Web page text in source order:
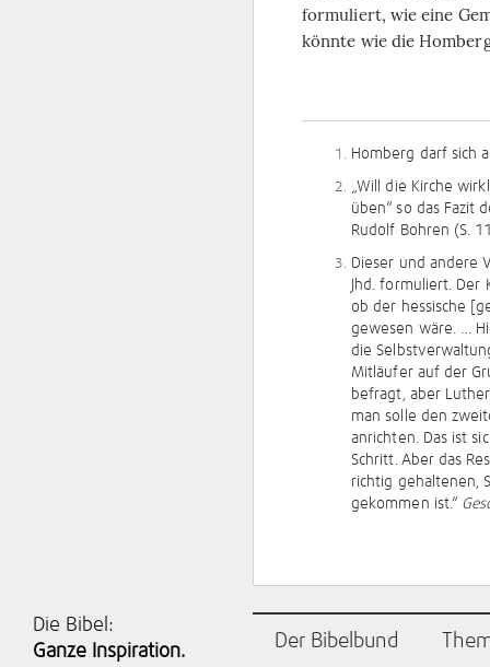
formuliert, wie eine
könnte wie die
Homberg darf sich
„Will die Kirche
üben“ so das Fazit
Rudolf Bohren (S.
Dieser und andere
Jhd. formuliert.
ob der hessische
gewesen wäre. …
die
Mitläufer auf der
befragt, aber
man solle den
anrichten. Das ist
Schritt. Aber das
richtig gehaltenen,
gekommen ist.“
Die Bibel:
Ganze Inspiration.
Der Bibelbund